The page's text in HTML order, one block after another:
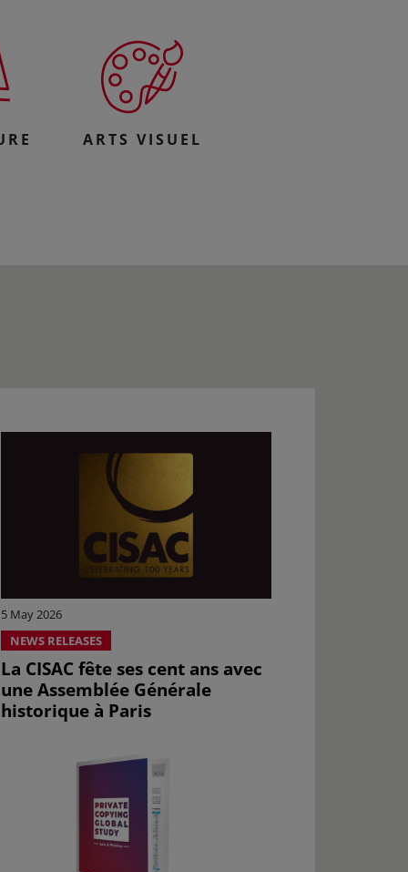
ARTS VISUEL
5 May 2026
NEWS RELEASES
La CISAC fête ses cent ans avec
une Assemblée Générale
historique à Paris